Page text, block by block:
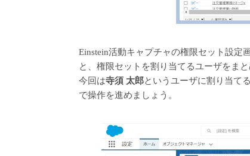
Einstein活動キャプチャの権限セット設
と、権限セットを割り当てるユーザをまと
今回は寺須 太郎というユーザに割り当て
で操作を進めましょう。